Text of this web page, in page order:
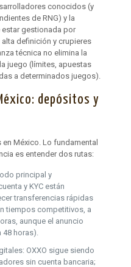
conocidos (y
de RNG) y la
estar gestionada por
definición y crupieres
técnica no elimina la
juego (límites, apuestas
a determinados juegos).
depósitos y
México. Lo fundamental
es entender dos rutas:
principal y
y KYC están
transferencias rápidas
tiempos competitivos, a
aunque el anuncio
48 horas).
OXXO sigue siendo
sin cuenta bancaria;